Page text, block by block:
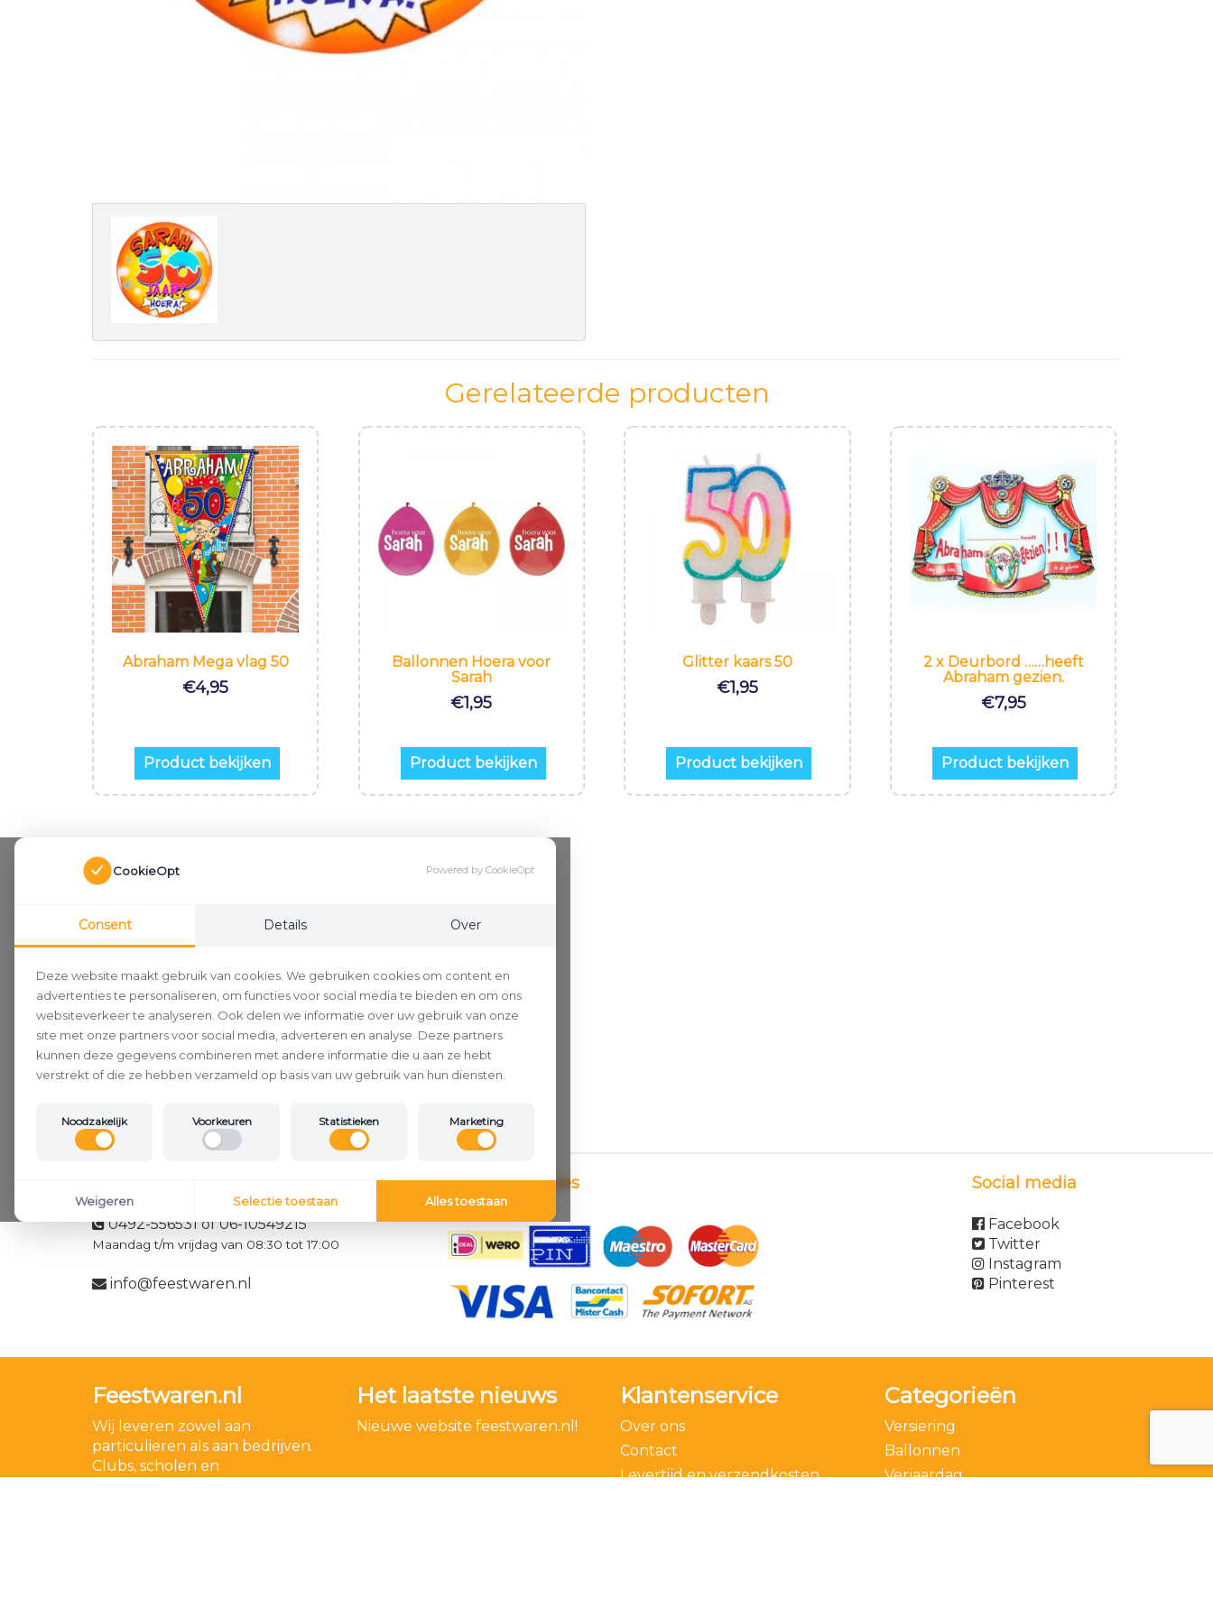
Gerelateerde producten
Abraham Mega vlag 50
€4,95
Product bekijken
Ballonnen Hoera voor
Sarah
€1,95
Product bekijken
Glitter kaars 50
€1,95
Product bekijken
2 x Deurbord ……heeft
Abraham gezien.
€7,95
Product bekijken
0492-556531 of 06-10549215
Maandag t/m vrijdag van 08:30 tot 17:00
info@feestwaren.nl
Betaalmethodes Social media
Facebook
Twitter
Instagram
Pinterest
Feestwaren.nl
Wij leveren zowel aan
particulieren als aan bedrijven.
Clubs, scholen en
Het laatste nieuws
Nieuwe website feestwaren.nl!
Klantenservice
Over ons
Contact
Levertijd en verzendkosten
Categorieën
Versiering
Ballonnen
Verjaardag
CookieOpt Powered by CookieOpt
Consent Details Over
Deze website maakt gebruik van cookies. We gebruiken cookies om content en
advertenties te personaliseren, om functies voor social media te bieden en om ons
websiteverkeer te analyseren. Ook delen we informatie over uw gebruik van onze
site met onze partners voor social media, adverteren en analyse. Deze partners
kunnen deze gegevens combineren met andere informatie die u aan ze hebt
verstrekt of die ze hebben verzameld op basis van uw gebruik van hun diensten.
Noodzakelijk Voorkeuren Statistieken Marketing
Weigeren Selectie toestaan Alles toestaan